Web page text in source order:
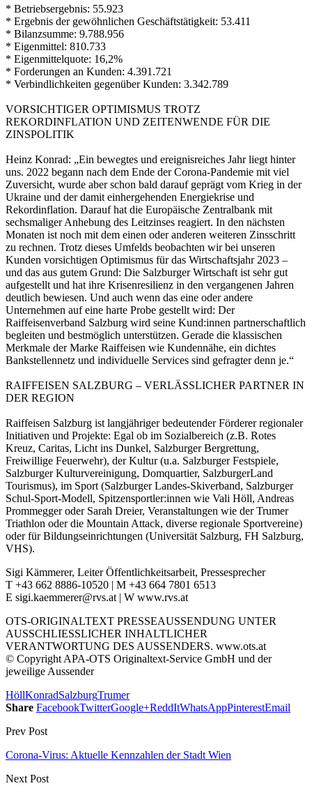
* Betriebsergebnis: 55.923
* Ergebnis der gewöhnlichen Geschäftstätigkeit: 53.411
* Bilanzsumme: 9.788.956
* Eigenmittel: 810.733
* Eigenmittelquote: 16,2%
* Forderungen an Kunden: 4.391.721
* Verbindlichkeiten gegenüber Kunden: 3.342.789
VORSICHTIGER OPTIMISMUS TROTZ
REKORDINFLATION UND ZEITENWENDE FÜR DIE
ZINSPOLITIK
Heinz Konrad: „Ein bewegtes und ereignisreiches Jahr liegt hinter
uns. 2022 begann nach dem Ende der Corona-Pandemie mit viel
Zuversicht, wurde aber schon bald darauf geprägt vom Krieg in der
Ukraine und der damit einhergehenden Energiekrise und
Rekordinflation. Darauf hat die Europäische Zentralbank mit
sechsmaliger Anhebung des Leitzinses reagiert. In den nächsten
Monaten ist noch mit dem einen oder anderen weiteren Zinsschritt
zu rechnen. Trotz dieses Umfelds beobachten wir bei unseren
Kunden vorsichtigen Optimismus für das Wirtschaftsjahr 2023 –
und das aus gutem Grund: Die Salzburger Wirtschaft ist sehr gut
aufgestellt und hat ihre Krisenresilienz in den vergangenen Jahren
deutlich bewiesen. Und auch wenn das eine oder andere
Unternehmen auf eine harte Probe gestellt wird: Der
Raiffeisenverband Salzburg wird seine Kund:innen partnerschaftlich
begleiten und bestmöglich unterstützen. Gerade die klassischen
Merkmale der Marke Raiffeisen wie Kundennähe, ein dichtes
Bankstellennetz und individuelle Services sind gefragter denn je.“
RAIFFEISEN SALZBURG – VERLÄSSLICHER PARTNER IN
DER REGION
Raiffeisen Salzburg ist langjähriger bedeutender Förderer regionaler
Initiativen und Projekte: Egal ob im Sozialbereich (z.B. Rotes
Kreuz, Caritas, Licht ins Dunkel, Salzburger Bergrettung,
Freiwillige Feuerwehr), der Kultur (u.a. Salzburger Festspiele,
Salzburger Kulturvereinigung, Domquartier, SalzburgerLand
Tourismus), im Sport (Salzburger Landes-Skiverband, Salzburger
Schul-Sport-Modell, Spitzensportler:innen wie Vali Höll, Andreas
Prommegger oder Sarah Dreier, Veranstaltungen wie der Trumer
Triathlon oder die Mountain Attack, diverse regionale Sportvereine)
oder für Bildungseinrichtungen (Universität Salzburg, FH Salzburg,
VHS).
Sigi Kämmerer, Leiter Öffentlichkeitsarbeit, Pressesprecher
T +43 662 8886-10520 | M +43 664 7801 6513
E sigi.kaemmerer@rvs.at | W www.rvs.at
OTS-ORIGINALTEXT PRESSEAUSSENDUNG UNTER
AUSSCHLIESSLICHER INHALTLICHER
VERANTWORTUNG DES AUSSENDERS. www.ots.at
© Copyright APA-OTS Originaltext-Service GmbH und der
jeweilige Aussender
HöllKonradSalzburgTrumer
Share FacebookTwitterGoogle+ReddItWhatsAppPinterestEmail
Prev Post
Corona-Virus: Aktuelle Kennzahlen der Stadt Wien
Next Post